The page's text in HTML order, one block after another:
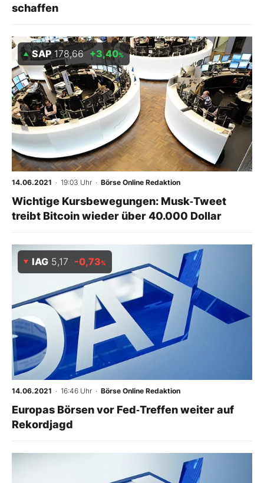
schaffen
SAP 178,66 +3,40%
14.06.2021 · 19:03 Uhr · Börse Online Redaktion
Wichtige Kursbewegungen: Musk‑Tweet
treibt Bitcoin wieder über 40.000 Dollar
IAG 5,17 -0,73%
14.06.2021 · 16:46 Uhr · Börse Online Redaktion
Europas Börsen vor Fed‑Treffen weiter auf
Rekordjagd